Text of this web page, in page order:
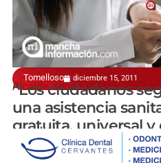
Tomelloso diciembre 15, 2011
Alcalde, senador y presidente
“Los ciudadanos
una asistencia
gratuita, universal y
manchainformacion.com